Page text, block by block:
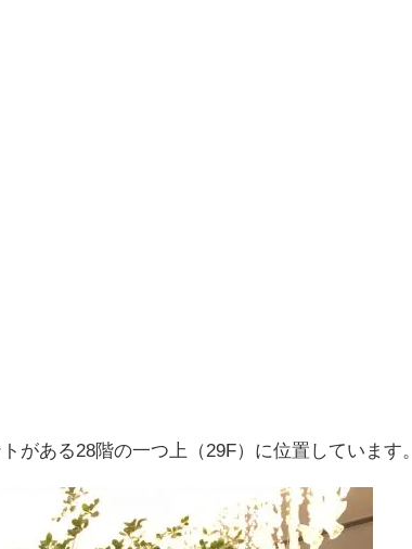
がある28階の一つ上（29F）に位置しています。